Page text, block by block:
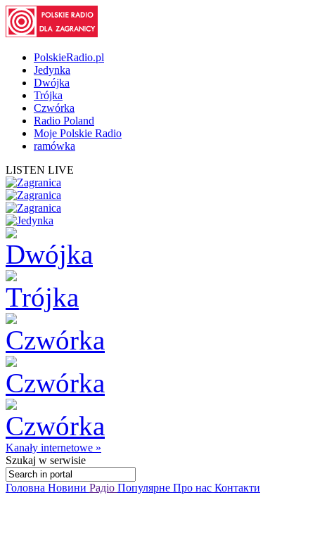
PolskieRadio.pl
Jedynka
Dwójka
Trójka
Czwórka
Radio Poland
Moje Polskie Radio
ramówka
LISTEN LIVE
Kanały internetowe »
Szukaj w serwisie
Головна Новини Радіо Популярне Про нас Контакти